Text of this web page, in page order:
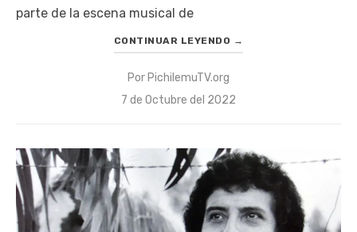
parte de la escena musical de
CONTINUAR LEYENDO →
Por PichilemuTV.org
Publicado
7 de Octubre del 2022